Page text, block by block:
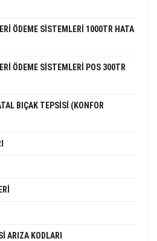
ÖDEME SISTEMLERI 1000TR HATA
ÖDEME SISTEMLERI POS 300TR
BIÇAK TEPSISI (KONFOR
ARIZA KODLARI